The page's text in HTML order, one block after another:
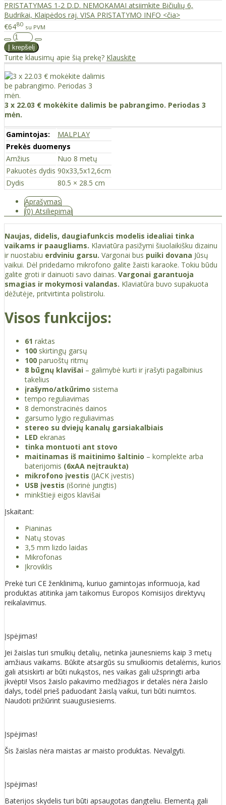
PRISTATYMAS 1-2 D.D. NEMOKAMAI atsiimkite Bičiulių 6,
Budrikai, Klaipėdos raj. VISA PRISTATYMO INFO <čia>
€6480 su PVM
Turite klausimų apie šią prekę? Klauskite
3 x 22.03 € mokėkite dalimis be pabrangimo. Periodas 3
mėn.
Gamintojas:
MALPLAY
Prekės duomenys
Amžius
Nuo 8 metų
Pakuotės dydis 90x33,5x12,6cm
Dydis
80.5 × 28.5 cm
Aprašymas
(0) Atsiliepimai
Naujas, didelis, daugiafunkcis modelis idealiai tinka
vaikams ir paaugliams. Klaviatūra pasižymi šiuolaikišku dizainu
ir nuostabiu erdviniu garsu. Vargonai bus puiki dovana Jūsų
vaikui. Dėl pridedamo mikrofono galite žaisti karaoke. Tokiu būdu
galite groti ir dainuoti savo dainas. Vargonai garantuoja
smagias ir mokymosi valandas. Klaviatūra buvo supakuota
dėžutėje, pritvirtinta polistirolu.
Visos funkcijos:
61 raktas
100 skirtingų garsų
100 paruoštų ritmų
8 būgnų klavišai – galimybė kurti ir įrašyti pagalbinius
takelius
įrašymo/atkūrimo sistema
tempo reguliavimas
8 demonstracinės dainos
garsumo lygio reguliavimas
stereo su dviejų kanalų garsiakalbiais
LED ekranas
tinka montuoti ant stovo
maitinamas iš maitinimo šaltinio – komplekte arba
baterijomis (6xAA neįtraukta)
mikrofono įvestis (JACK įvestis)
USB įvestis (išorinė jungtis)
minkštieji eigos klavišai
Įskaitant:
Pianinas
Natų stovas
3,5 mm lizdo laidas
Mikrofonas
Įkroviklis
Prekė turi CE ženklinimą, kuriuo gamintojas informuoja, kad
produktas atitinka jam taikomus Europos Komisijos direktyvų
reikalavimus.
Įspėjimas!
Jei žaislas turi smulkių detalių, netinka jaunesniems kaip 3 metų
amžiaus vaikams. Būkite atsargūs su smulkiomis detalėmis, kurios
gali atsiskirti ar būti nukąstos, nes vaikas gali užspringti arba
įkvėpti! Visos žaislо pakavimo medžiagos ir detalės nėra žaislo
dalys, todėl prieš paduodant žaislą vaikui, turi būti nuimtos.
Naudoti prižiūrint suaugusiesiems.
Įspėjimas!
Šis žaislas nėra maistas ar maisto produktas. Nevalgyti.
Įspėjimas!
Baterijos skydelis turi būti apsaugotas dangteliu. Elementą gali